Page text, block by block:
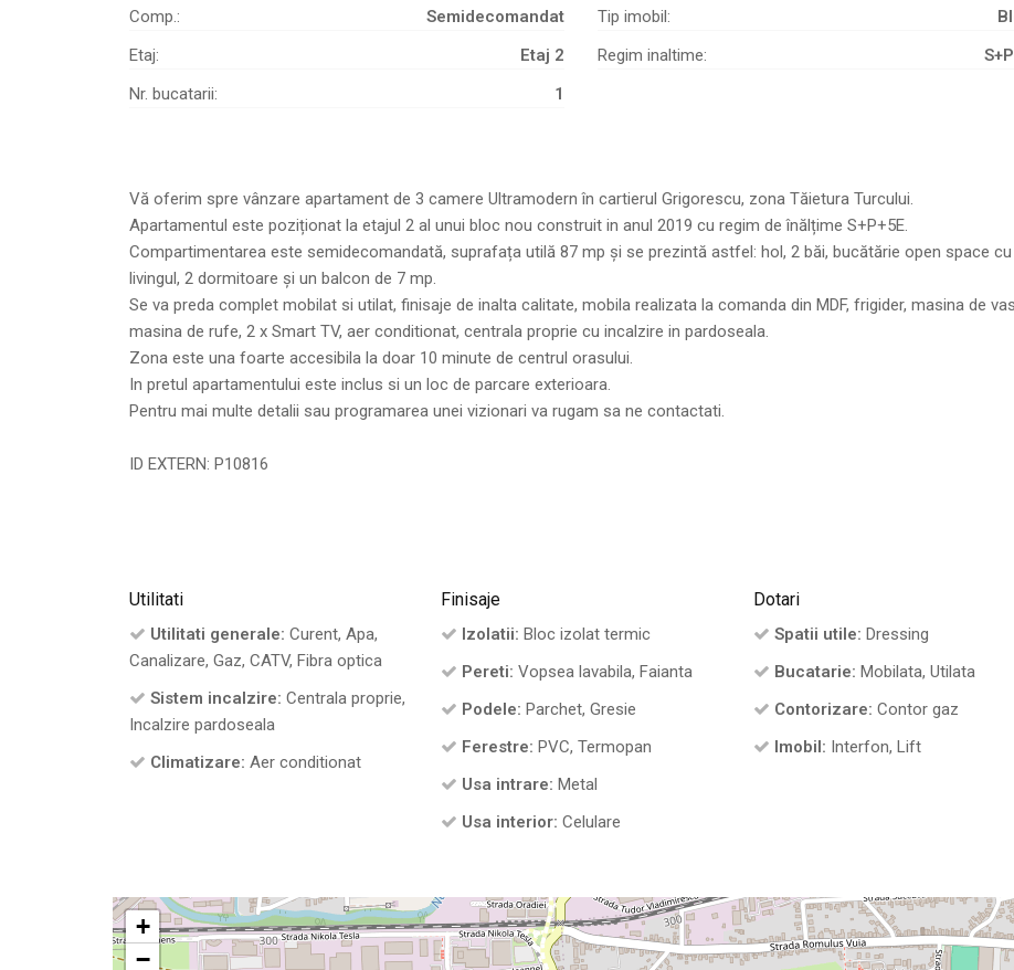
Comp.:
Semidecomandat
Etaj:
Etaj 2
Nr. bucatarii:
1
Tip imobil:
Regim inaltime:
Vă oferim spre vânzare apartament de 3 camere Ultramodern în cartierul Grigorescu, zona Tăietura Turcului.
Apartamentul este poziționat la etajul 2 al unui bloc nou construit in anul 2019 cu regim de înălțime S+P+5E.
Compartimentarea este semidecomandată, suprafața utilă 87 mp și se prezintă astfel: hol, 2 băi, bucătărie open space cu
livingul, 2 dormitoare și un balcon de 7 mp.
Se va preda complet mobilat si utilat, finisaje de inalta calitate, mobila realizata la comanda din MDF, frigider, masina de
masina de rufe, 2 x Smart TV, aer conditionat, centrala proprie cu incalzire in pardoseala.
Zona este una foarte accesibila la doar 10 minute de centrul orasului.
In pretul apartamentului este inclus si un loc de parcare exterioara.
Pentru mai multe detalii sau programarea unei vizionari va rugam sa ne contactati.
ID EXTERN: P10816
Utilitati
Utilitati generale: Curent, Apa,
Canalizare, Gaz, CATV, Fibra optica
Sistem incalzire: Centrala proprie,
Incalzire pardoseala
Climatizare: Aer conditionat
Finisaje
Izolatii: Bloc izolat termic
Pereti: Vopsea lavabila, Faianta
Podele: Parchet, Gresie
Ferestre: PVC, Termopan
Usa intrare: Metal
Usa interior: Celulare
Dotari
Spatii utile: Dressing
Bucatarie: Mobilata, Utilata
Contorizare: Contor gaz
Imobil: Interfon, Lift
+
−